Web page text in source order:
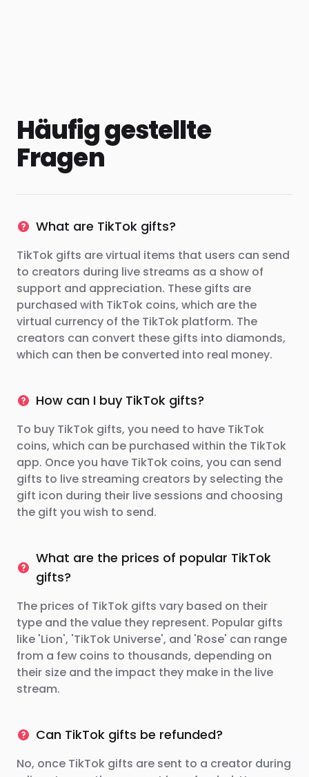
Häufig gestellte
Fragen
What are TikTok gifts?
TikTok gifts are virtual items that users can send
to creators during live streams as a show of
support and appreciation. These gifts are
purchased with TikTok coins, which are the
virtual currency of the TikTok platform. The
creators can convert these gifts into diamonds,
which can then be converted into real money.
How can I buy TikTok gifts?
To buy TikTok gifts, you need to have TikTok
coins, which can be purchased within the TikTok
app. Once you have TikTok coins, you can send
gifts to live streaming creators by selecting the
gift icon during their live sessions and choosing
the gift you wish to send.
What are the prices of popular TikTok
gifts?
The prices of TikTok gifts vary based on their
type and the value they represent. Popular gifts
like 'Lion', 'TikTok Universe', and 'Rose' can range
from a few coins to thousands, depending on
their size and the impact they make in the live
stream.
Can TikTok gifts be refunded?
No, once TikTok gifts are sent to a creator during